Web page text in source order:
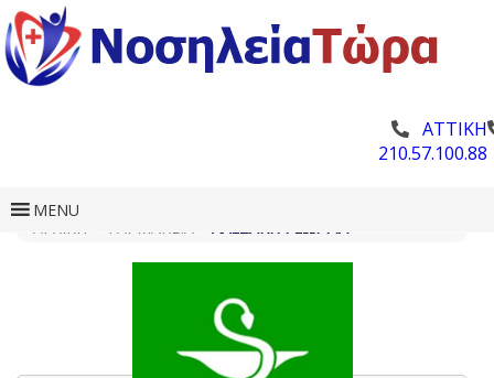
ΑΤΤΙΚΗ
210.57.100.88
MENU